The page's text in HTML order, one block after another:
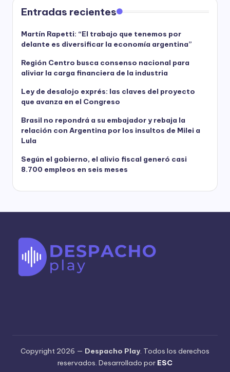
Entradas recientes
Martín Rapetti: “El trabajo que tenemos por
delante es diversificar la economía argentina”
Región Centro busca consenso nacional para
aliviar la carga financiera de la industria
Ley de desalojo exprés: las claves del proyecto
que avanza en el Congreso
Brasil no repondrá a su embajador y rebaja la
relación con Argentina por los insultos de Milei a
Lula
Según el gobierno, el alivio fiscal generó casi
8.700 empleos en seis meses
Copyright 2026 — Despacho Play. Todos los derechos
reservados. Desarrollado por ESC